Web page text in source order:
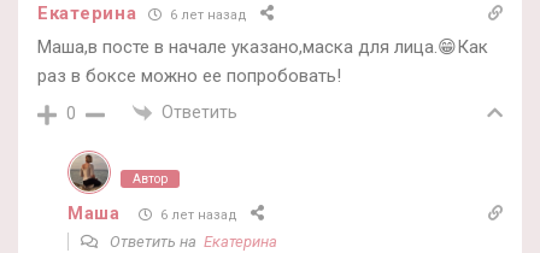
Екатерина 6 лет назад
Маша,в посте в начале указано,маска для лица.😁Как
раз в боксе можно ее попробовать!
0 Ответить
Автор
Маша 6 лет назад
Ответить на Екатерина